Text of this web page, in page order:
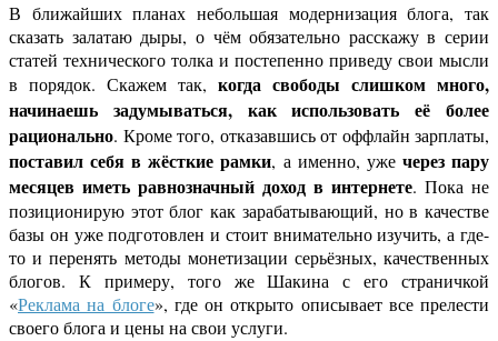
В ближайших планах небольшая модернизация блога, так
сказать залатаю дыры, о чём обязательно расскажу в серии
статей технического толка и постепенно приведу свои мысли
в порядок. Скажем так, когда свободы слишком много,
начинаешь задумываться, как использовать её более
рационально. Кроме того, отказавшись от оффлайн зарплаты,
поставил себя в жёсткие рамки, а именно, уже через пару
месяцев иметь равнозначный доход в интернете. Пока не
позиционирую этот блог как зарабатывающий, но в качестве
базы он уже подготовлен и стоит внимательно изучить, а где-
то и перенять методы монетизации серьёзных, качественных
блогов. К примеру, того же Шакина с его страничкой
«Реклама на блоге», где он открыто описывает все прелести
своего блога и цены на свои услуги.